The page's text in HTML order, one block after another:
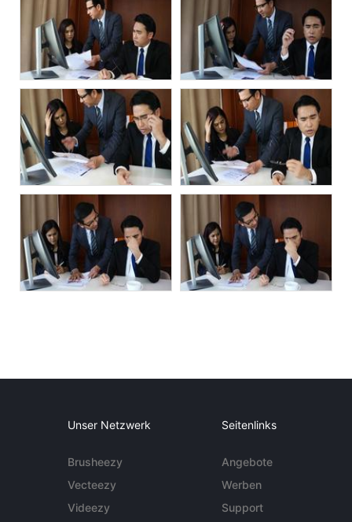
Unser Netzwerk
Brusheezy
Vecteezy
Videezy
Seitenlinks
Angebote
Werben
Support